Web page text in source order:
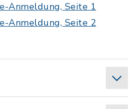
Anmeldung, Seite 1
Anmeldung, Seite 2